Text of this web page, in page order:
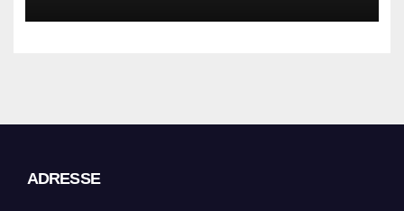
ADRESSE